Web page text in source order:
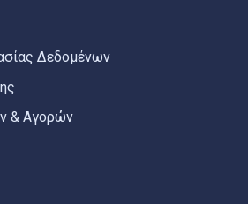
Δεδομένων
& Αγορών